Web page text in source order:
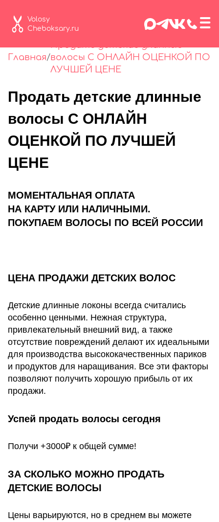
Volosy
Cheboksary.ru
≡
Главная/
Продать детские длинные
волосы С ОНЛАЙН ОЦЕНКОЙ ПО
ЛУЧШЕЙ ЦЕНЕ
Продать детские длинные
волосы С ОНЛАЙН
ОЦЕНКОЙ ПО ЛУЧШЕЙ
ЦЕНЕ
МОМЕНТАЛЬНАЯ ОПЛАТА
НА КАРТУ ИЛИ НАЛИЧНЫМИ.
ПОКУПАЕМ ВОЛОСЫ ПО ВСЕЙ РОССИИ
ЦЕНА ПРОДАЖИ ДЕТСКИХ ВОЛОС
Детские длинные локоны всегда считались
особенно ценными. Нежная структура,
привлекательный внешний вид, а также
отсутствие повреждений делают их идеальными
для производства высококачественных париков
и продуктов для наращивания. Все эти факторы
позволяют получить хорошую прибыль от их
продажи.
Успей продать волосы сегодня
Получи +3000₽ к общей сумме!
ЗА СКОЛЬКО МОЖНО ПРОДАТЬ
ДЕТСКИЕ ВОЛОСЫ
Цены варьируются, но в среднем вы можете